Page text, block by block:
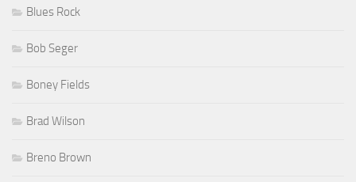
Blues Rock
Bob Seger
Boney Fields
Brad Wilson
Breno Brown